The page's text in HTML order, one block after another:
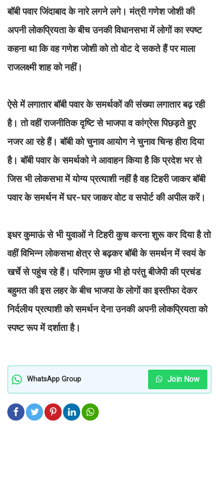
बॉबी पवार जिंदाबाद के नारे लगने लगे। मंत्री गणेश जोशी की
अपनी लोकप्रियता के बीच उनकी विधानसभा में लोगों का स्पष्ट
कहना था कि वह गणेश जोशी को तो वोट दे सकते हैं पर माला
राजलक्ष्मी शाह को नहीं।
ऐसे में लगातार बॉबी पवार के समर्थकों की संख्या लगातार बढ़ रही
है। तो वहीं राजनीतिक दृष्टि से भाजपा व कांग्रेस पिछड़ते हुए
नजर आ रहे हैं। बॉबी को चुनाव आयोग ने चुनाव चिन्ह हीरा दिया
है। बॉबी पवार के समर्थको ने आवाहन किया है कि प्रदेश भर से
जिस भी लोकसभा में योग्य प्रत्याशी नहीं है वह टिहरी जाकर बॉबी
पवार के समर्थन में घर-घर जाकर वोट व सपोर्ट की अपील करें।
इधर कुमाऊं से भी युवाओं ने टिहरी कुच करना शुरू कर दिया है तो
वहीं विभिन्न लोकसभा क्षेत्र से बढ़कर बॉबी के समर्थन में स्वयं के
खर्चे से पहुंच रहे हैं। परिणाम कुछ भी हो परंतु बीजेपी की प्रचंड
बहुमत की इस लहर के बीच भाजपा के लोगों का इस्तीफा देकर
निर्दलीय प्रत्याशी को समर्थन देना उनकी अपनी लोकप्रियता को
स्पष्ट रूप में दर्शाता है।
WhatsApp Group Join Now